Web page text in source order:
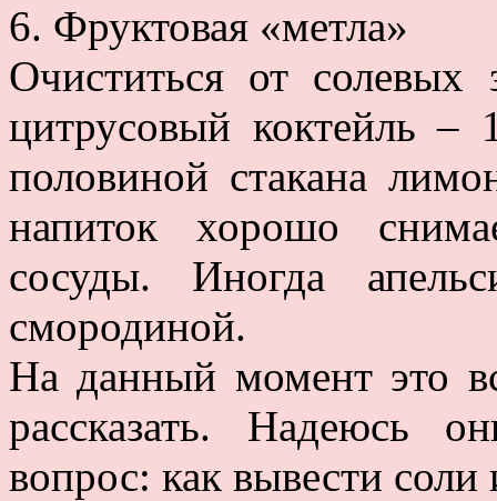
6. Фруктовая «метла»
Очиститься от солевых
цитрусовый коктейль –
половиной стакана
напиток хорошо
сосуды. Иногда
смородиной.
На данный момент это
рассказать. Надеюсь
вопрос: как вывести соли